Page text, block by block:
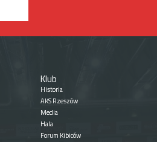
Klub
Historia
AKS Rzeszów
Media
Hala
Forum Kibiców